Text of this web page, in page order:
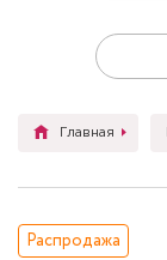
Главная
Распродажа